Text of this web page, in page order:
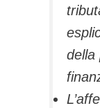
della